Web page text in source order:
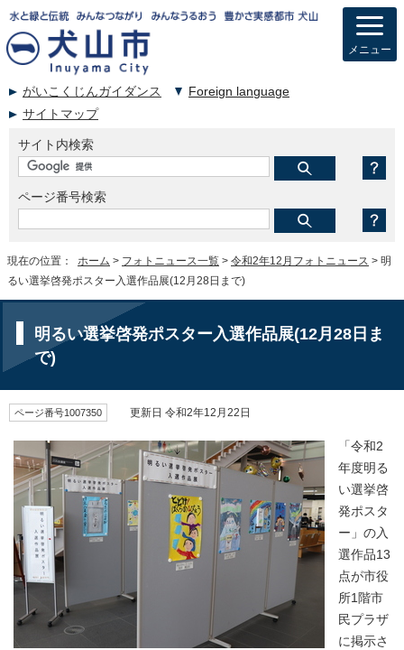
がいこくじんガイダンス
Foreign language
サイトマップ
サイト内検索
ページ番号検索
メニュー
現在の位置： ホーム > フォトニュース一覧 > 令和2年12月フォトニュース > 明
るい選挙啓発ポスター入選作品展(12月28日まで)
明るい選挙啓発ポスター入選作品展(12月28日ま
で)
ページ番号1007350 更新日 令和2年12月22日
「令和2
年度明る
い選挙啓
発ポスタ
ー」の入
選作品13
点が市役
所1階市
民プラザ
に掲示さ